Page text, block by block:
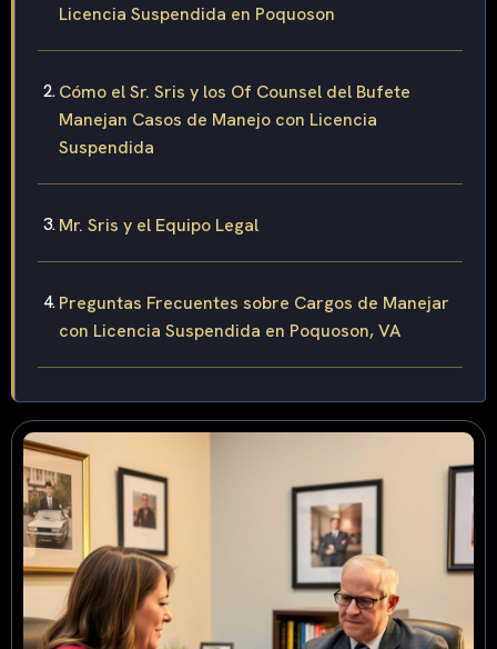
Licencia Suspendida en Poquoson
Cómo el Sr. Sris y los Of Counsel del Bufete
Manejan Casos de Manejo con Licencia
Suspendida
Mr. Sris y el Equipo Legal
Preguntas Frecuentes sobre Cargos de Manejar
con Licencia Suspendida en Poquoson, VA